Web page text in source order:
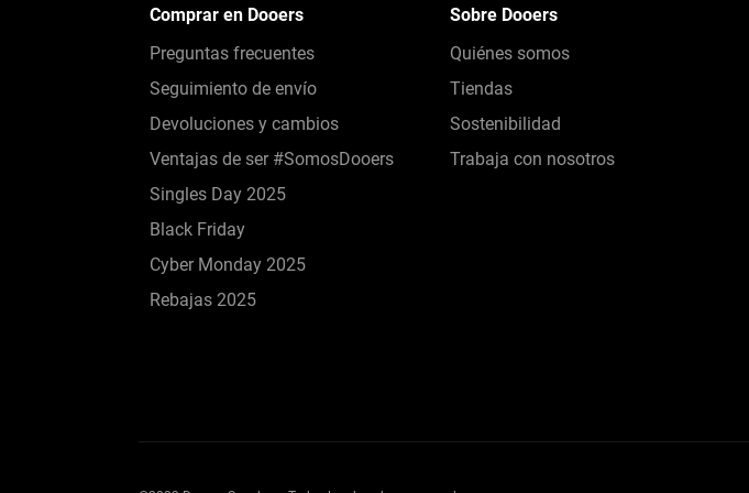
Comprar en Dooers
Preguntas frecuentes
Seguimiento de envío
Devoluciones y cambios
Ventajas de ser #SomosDooers
Singles Day 2025
Black Friday
Cyber Monday 2025
Rebajas 2025
Sobre Dooers
Quiénes somos
Tiendas
Sostenibilidad
Trabaja con nosotros